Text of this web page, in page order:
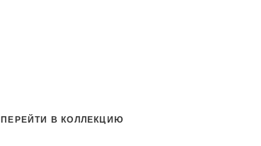
ПЕРЕЙТИ В КОЛЛЕКЦИЮ